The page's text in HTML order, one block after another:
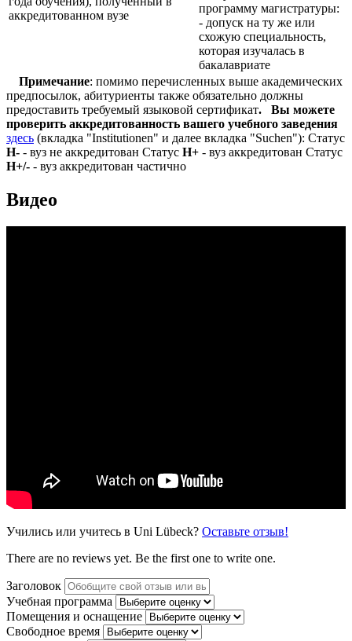
аккредитованном вузе
программу магистратуры:
- допуск на ту же или
схожую специальность,
которая изучалась в
бакалавриате
Примечание: помимо перечисленных выше академических
предпосылок, абитуриенты также обязательно должны
предоставить требуемый языковой сертификат.
Вы можете
проверить аккредитованность вашего учебного заведения
здесь (вкладка "Institutionen" и далее вкладка "Suchen"): Статус
Н- - вуз не аккредитован Статус Н+ - вуз аккредитован Статус
Н+/- - вуз аккредитован частично
Видео
Учились или учитесь в Uni Lübeck? Оставьте отзыв!
There are no reviews yet. Be the first one to write one.
Заголовок
Учебная программа
Помещения и оснащение
Свободное время